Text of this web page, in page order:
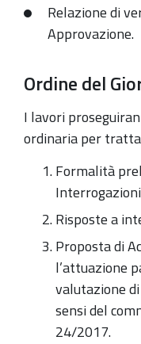
Relazione di
Approvazione.
Ordine del
I lavori
ordinaria per
Formalità
Risposte a
Proposta di
l’attuazione
valutazione
sensi del
24/2017.